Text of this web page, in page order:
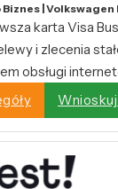
Biznes | Volkswagen
karta Visa
i zlecenia
obsługi